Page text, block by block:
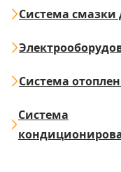
Система смазки
Система
Система